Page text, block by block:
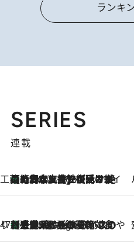
ランキ
SERIES
連載
工藤まやのおもてなしハワイ
6 Hours Ago
【ハワイ土産】ローカルの絶大な支持で復活！ 絶品の幻クッキー《元ファンの日本人女性が受け継いだ名店》
47都道府県の手みやげ ひんやりスイーツで夏を満喫
6 Hours Ago
【三重県】この夏絶対食べたい 冷やしておいしいおやつ3選 お餅×アイスの新感覚スイーツ